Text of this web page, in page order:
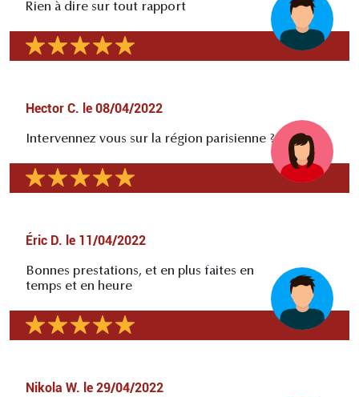
Rien à dire sur tout rapport
Hector C. le 08/04/2022
Intervennez vous sur la région parisienne ?
Éric D. le 11/04/2022
Bonnes prestations, et en plus faites en
temps et en heure
Nikola W. le 29/04/2022